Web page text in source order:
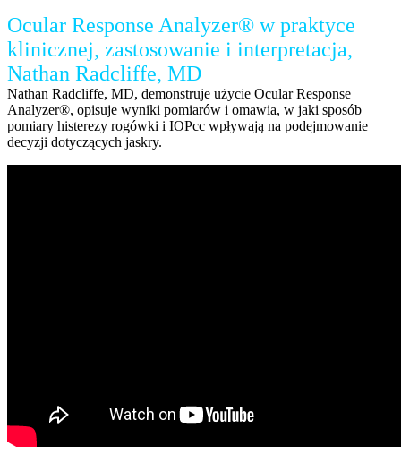
Ocular Response Analyzer® w praktyce
klinicznej, zastosowanie i interpretacja,
Nathan Radcliffe, MD
Nathan Radcliffe, MD, demonstruje użycie Ocular Response
Analyzer®, opisuje wyniki pomiarów i omawia, w jaki sposób
pomiary histerezy rogówki i IOPcc wpływają na podejmowanie
decyzji dotyczących jaskry.